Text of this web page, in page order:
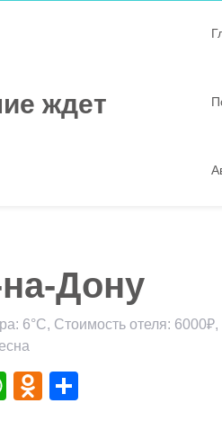
ждет
Дону
6°C, Стоимость отеля:
WhatsApp
Odnoklassniki